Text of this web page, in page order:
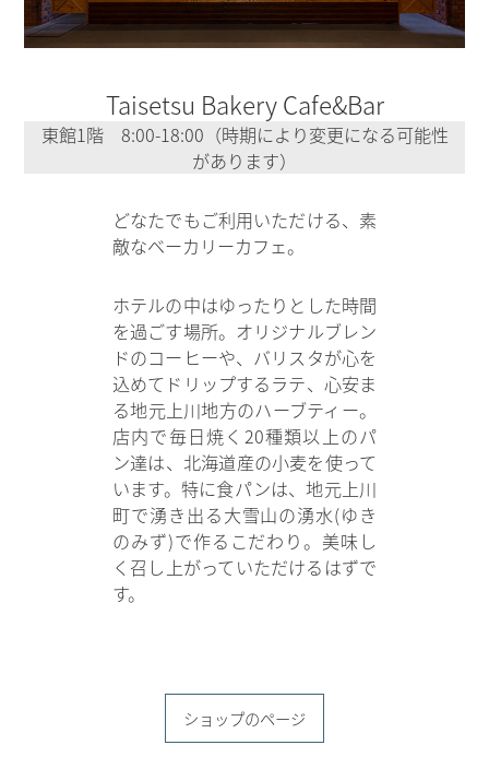
Taisetsu Bakery Cafe&Bar
東館1階 8:00-18:00（時期により変更になる可能性
があります）
どなたでもご利用いただける、素
敵なベーカリーカフェ。
ホテルの中はゆったりとした時間
を過ごす場所。オリジナルブレン
ドのコーヒーや、バリスタが心を
込めてドリップするラテ、心安ま
る地元上川地方のハーブティー。
店内で毎日焼く20種類以上のパ
ン達は、北海道産の小麦を使って
います。特に食パンは、地元上川
町で湧き出る大雪山の湧水(ゆき
のみず)で作るこだわり。美味し
く召し上がっていただけるはずで
す。
ショップのページ